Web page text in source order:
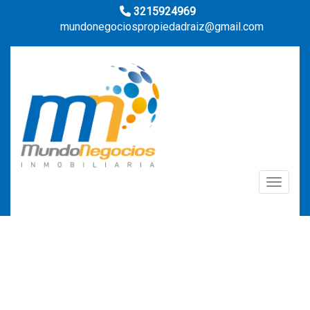
3215924969
mundonegociospropiedadraiz@gmail.com
Toggle